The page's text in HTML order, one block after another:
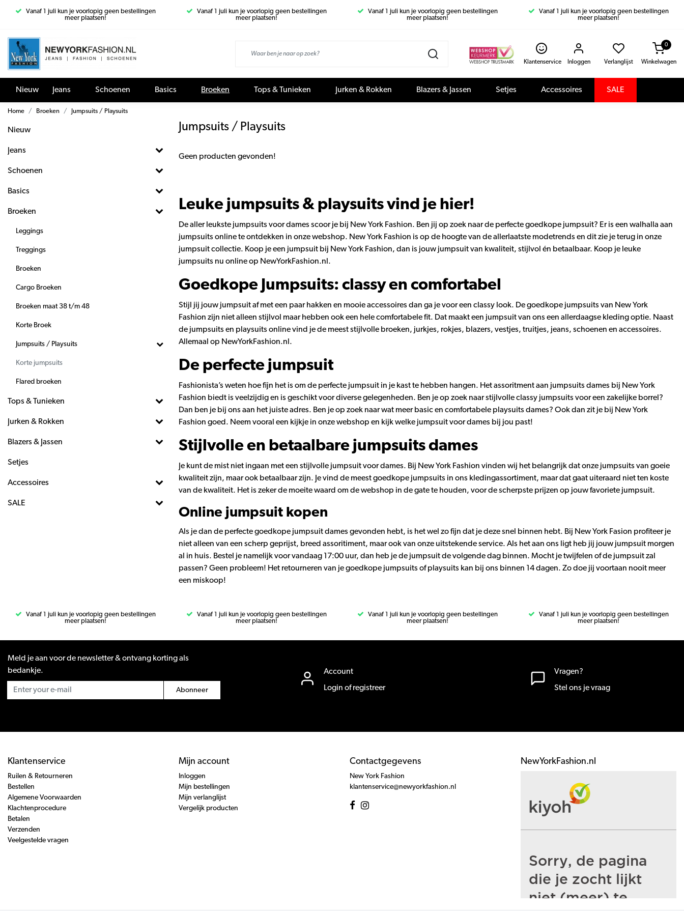
Vanaf 1 juli kun je voorlopig geen bestellingen
meer plaatsen!
Vanaf 1 juli kun je voorlopig geen bestellingen
meer plaatsen!
Vanaf 1 juli kun je voorlopig geen bestellingen
meer plaatsen!
Vanaf 1 juli kun je voorlopig geen bestellingen
meer plaatsen!
Klantenservice Inloggen Verlanglijst Winkelwagen
0
Nieuw Jeans Schoenen Basics Broeken Tops & Tunieken Jurken & Rokken Blazers & Jassen Setjes Accessoires SALE
Home Broeken Jumpsuits / Playsuits
Nieuw
Jeans
Schoenen
Basics
Broeken
Leggings
Treggings
Broeken
Cargo Broeken
Broeken maat 38 t/m 48
Korte Broek
Jumpsuits / Playsuits
Korte jumpsuits
Flared broeken
Tops & Tunieken
Jurken & Rokken
Blazers & Jassen
Setjes
Accessoires
SALE
Jumpsuits / Playsuits
Geen producten gevonden!
Leuke jumpsuits & playsuits vind je hier!
De aller leukste jumpsuits voor dames scoor je bij New York Fashion. Ben jij op zoek naar de perfecte goedkope jumpsuit? Er is een walhalla aan
jumpsuits online te ontdekken in onze webshop. New York Fashion is op de hoogte van de allerlaatste modetrends en dit zie je terug in onze
jumpsuit collectie. Koop je een jumpsuit bij New York Fashion, dan is jouw jumpsuit van kwaliteit, stijlvol én betaalbaar. Koop je leuke
jumpsuits nu online op NewYorkFashion.nl.
Goedkope Jumpsuits: classy en comfortabel
Stijl jij jouw jumpsuit af met een paar hakken en mooie accessoires dan ga je voor een classy look. De goedkope jumpsuits van New York
Fashion zijn niet alleen stijlvol maar hebben ook een hele comfortabele fit. Dat maakt een jumpsuit van ons een allerdaagse kleding optie. Naast
de jumpsuits en playsuits online vind je de meest stijlvolle broeken, jurkjes, rokjes, blazers, vestjes, truitjes, jeans, schoenen en accessoires.
Allemaal op NewYorkFashion.nl.
De perfecte jumpsuit
Fashionista’s weten hoe fijn het is om de perfecte jumpsuit in je kast te hebben hangen. Het assoritment aan jumpsuits dames bij New York
Fashion biedt is veelzijdig en is geschikt voor diverse gelegenheden. Ben je op zoek naar stijlvolle classy jumpsuits voor een zakelijke borrel?
Dan ben je bij ons aan het juiste adres. Ben je op zoek naar wat meer basic en comfortabele playsuits dames? Ook dan zit je bij New York
Fashion goed. Neem vooral een kijkje in onze webshop en kijk welke jumpsuit voor dames bij jou past!
Stijlvolle en betaalbare jumpsuits dames
Je kunt de mist niet ingaan met een stijlvolle jumpsuit voor dames. Bij New York Fashion vinden wij het belangrijk dat onze jumpsuits van goeie
kwaliteit zijn, maar ook betaalbaar zijn. Je vind de meest goedkope jumpsuits in ons kledingassortiment, maar dat gaat uiteraard niet ten koste
van de kwaliteit. Het is zeker de moeite waard om de webshop in de gate te houden, voor de scherpste prijzen op jouw favoriete jumpsuit.
Online jumpsuit kopen
Als je dan de perfecte goedkope jumpsuit dames gevonden hebt, is het wel zo fijn dat je deze snel binnen hebt. Bij New York Fasion profiteer je
niet alleen van een scherp geprijst, breed assoritiment, maar ook van onze uitstekende service. Als het aan ons ligt heb jij jouw jumpsuit morgen
al in huis. Bestel je namelijk voor vandaag 17:00 uur, dan heb je de jumpsuit de volgende dag binnen. Mocht je twijfelen of de jumpsuit zal
passen? Geen probleem! Het retourneren van je goedkope jumpsuits of playsuits kan bij ons binnen 14 dagen. Zo doe jij voortaan nooit meer
een miskoop!
Vanaf 1 juli kun je voorlopig geen bestellingen
meer plaatsen!
Vanaf 1 juli kun je voorlopig geen bestellingen
meer plaatsen!
Vanaf 1 juli kun je voorlopig geen bestellingen
meer plaatsen!
Vanaf 1 juli kun je voorlopig geen bestellingen
meer plaatsen!
Meld je aan voor de newsletter & ontvang korting als
bedankje.
Abonneer
Account
Login of registreer
Vragen?
Stel ons je vraag
Klantenservice
Ruilen & Retourneren
Bestellen
Algemene Voorwaarden
Klachtenprocedure
Betalen
Verzenden
Veelgestelde vragen
Mijn account
Inloggen
Mijn bestellingen
Mijn verlanglijst
Vergelijk producten
Contactgegevens
New York Fashion
klantenservice@newyorkfashion.nl
NewYorkFashion.nl